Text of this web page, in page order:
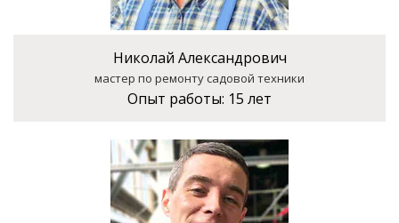
Николай Александрович
мастер по ремонту садовой техники
Опыт работы: 15 лет